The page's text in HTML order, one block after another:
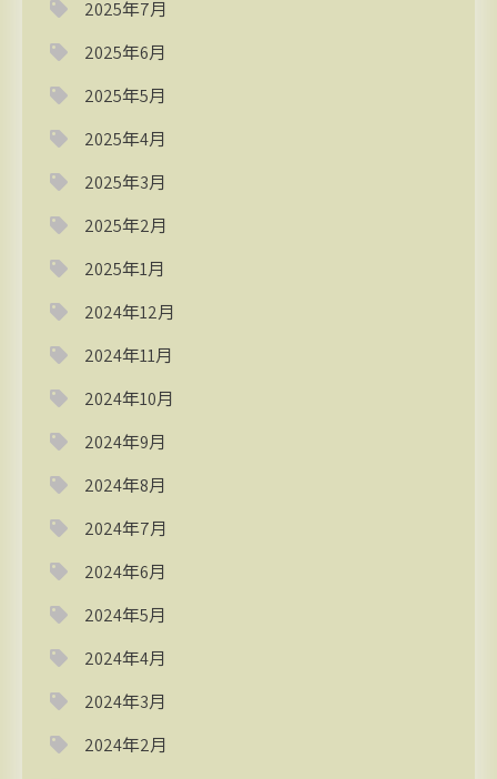
2025年7月
2025年6月
2025年5月
2025年4月
2025年3月
2025年2月
2025年1月
2024年12月
2024年11月
2024年10月
2024年9月
2024年8月
2024年7月
2024年6月
2024年5月
2024年4月
2024年3月
2024年2月